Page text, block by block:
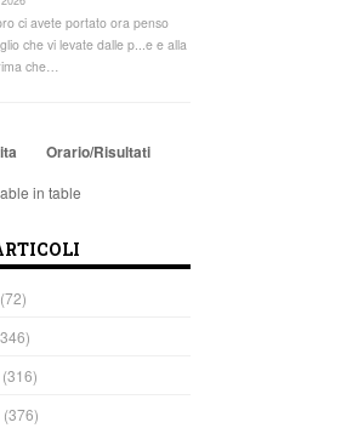
ci avete portato ora penso
che vi levate dalle p...e e alla
che…
Orario/Risultati
in table
(72)
(316)
(376)